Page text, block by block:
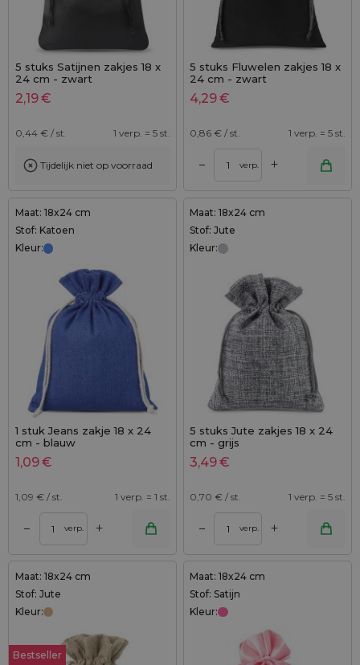
5 stuks Satijnen zakjes 18 x
24 cm - zwart
2,19€
0,44 € / st. 1 verp. = 5 st.
Tijdelijk niet op voorraad
5 stuks Fluwelen zakjes 18 x
24 cm - zwart
4,29€
0,86 € / st. 1 verp. = 5 st.
– verp. +
Maat: 18x24 cm
Stof: Katoen
Kleur:
1 stuk Jeans zakje 18 x 24
cm - blauw
1,09€
1,09 € / st. 1 verp. = 1 st.
– verp. +
Maat: 18x24 cm
Stof: Jute
Kleur:
5 stuks Jute zakjes 18 x 24
cm - grijs
3,49€
0,70 € / st. 1 verp. = 5 st.
– verp. +
Maat: 18x24 cm
Stof: Jute
Kleur:
Bestseller
Maat: 18x24 cm
Stof: Satijn
Kleur: